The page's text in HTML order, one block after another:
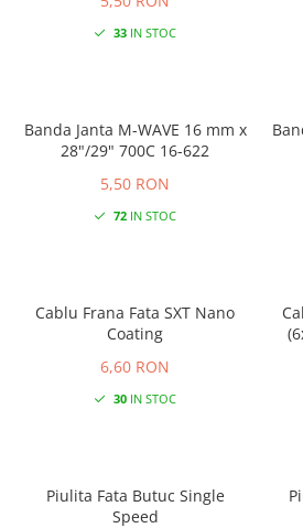
33 IN STOC
Banda Janta M-WAVE 16 mm x
28"/29" 700C 16-622
5,50 RON
72 IN STOC
Cablu Frana Fata SXT Nano
Coating
6,60 RON
30 IN STOC
Piulita Fata Butuc Single
Speed